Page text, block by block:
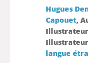
Hugues
Capouet,
Illustrateur
langue